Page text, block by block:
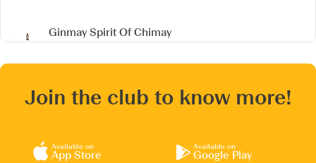
Ginmay Spirit Of Chimay
Join the club to know more!
Available on
App Store
Available on
Google Play